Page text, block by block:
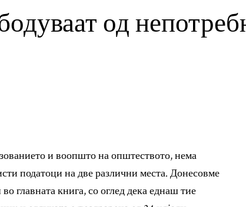
од
и воопшто на општеството, нема
податоци на две различни места. Донесовме
главната книга, со оглед дека еднаш тие